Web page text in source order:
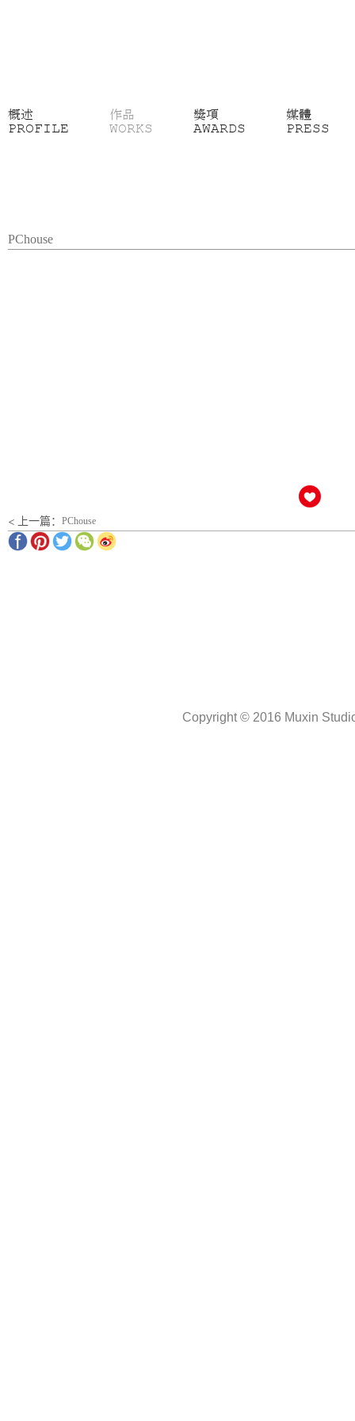
概述
PROFILE
作品
WORKS
獎項
AWARDS
媒體
PRESS
PChouse
< 上一篇： PChouse
Copyright © 2016 Muxin